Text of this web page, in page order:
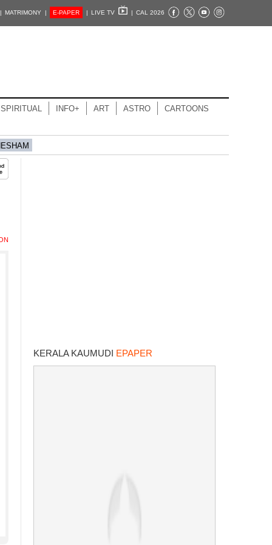
MATRIMONY | E-PAPER | LIVE TV | CAL 2026
SPIRITUAL INFO+ ART ASTRO CARTOONS
KERALA KAUMUDI EPAPER